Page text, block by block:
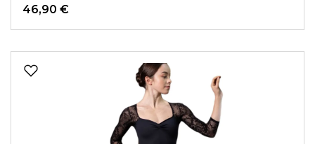
46,90 €